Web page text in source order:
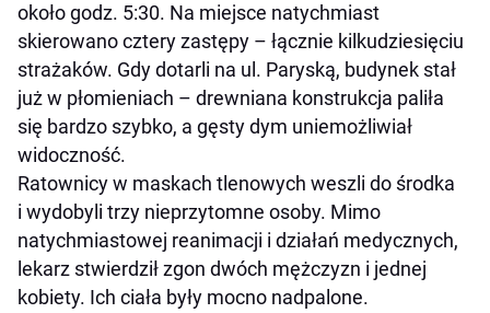
około godz. 5:30. Na miejsce natychmiast
skierowano cztery zastępy – łącznie kilkudziesięciu
strażaków. Gdy dotarli na ul. Paryską, budynek stał
już w płomieniach – drewniana konstrukcja paliła
się bardzo szybko, a gęsty dym uniemożliwiał
widoczność.
Ratownicy w maskach tlenowych weszli do środka
i wydobyli trzy nieprzytomne osoby. Mimo
natychmiastowej reanimacji i działań medycznych,
lekarz stwierdził zgon dwóch mężczyzn i jednej
kobiety. Ich ciała były mocno nadpalone.